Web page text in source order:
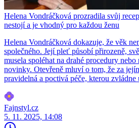
Helena Vondráčková prozradila svůj
nestojí a je vhodný pro každou ženu
Helena Vondráčková dokazuje, že věk
společného. Její pleť působí přirozeně,
musela spoléhat na drahé procedury
novinky. Otevřeně mluví o tom, že za
pravidelná a poctivá péče, kterou zvládne
Fajnstyl.cz
5. 11. 2025, 14:08